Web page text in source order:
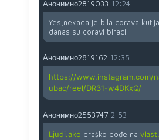
Анонимно2819033 12:24
Yes,nekada je bila corava
danas su coravi biraci.
Анонимно2819162 12:35
https://www.instagram.com/
ubac/reel/DR31-w4DKxQ/
Анонимно2553747 2:53
Ljudi.ako draško dođe na